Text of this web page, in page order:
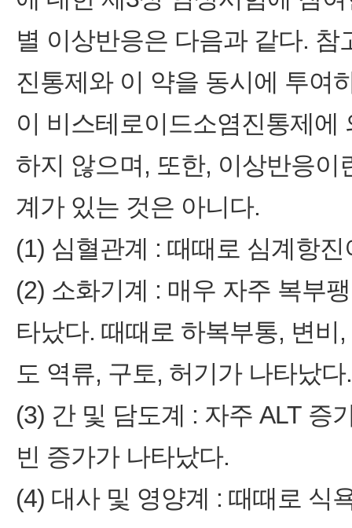
별 이상반응은 다음과 같다.
진통제와 이 약을 동시에 투여
이 비스테로이드소염진통제에
하지 않으며, 또한, 이상반응
계가 있는 것은 아니다.
(1) 심혈관계 : 때때로 심계항
(2) 소화기계 : 매우 자주 복부
타났다. 때때로 하복부통, 변
도 역류, 구토, 허기가 나타났다.
(3) 간 및 담도계 : 자주 ALT 증
빈 증가가 나타났다.
(4) 대사 및 영양계 : 때때로 식